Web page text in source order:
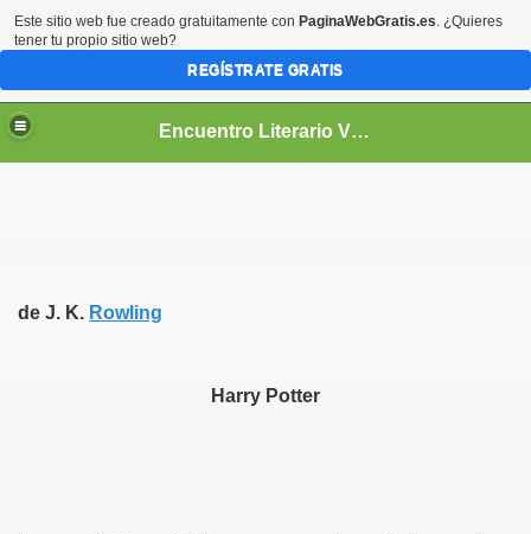
Encuentro Literario Virtual
de J. K. Rowling
Harry Potter
Este sitio web fue creado gratuitamente con PaginaWebGratis.es. ¿Quieres
tener tu propio sitio web?
REGÍSTRATE GRATIS